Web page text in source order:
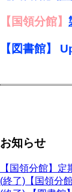
【国領分館】
【図書館】
お知らせ
【国領分館】
(終了)【国領分